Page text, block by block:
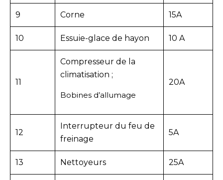
9 Corne 15A
10 Essuie-glace de hayon 10 A
11
Compresseur de la
climatisation ;
Bobines d’allumage
20A
12
Interrupteur du feu de
freinage
5A
13 Nettoyeurs 25A